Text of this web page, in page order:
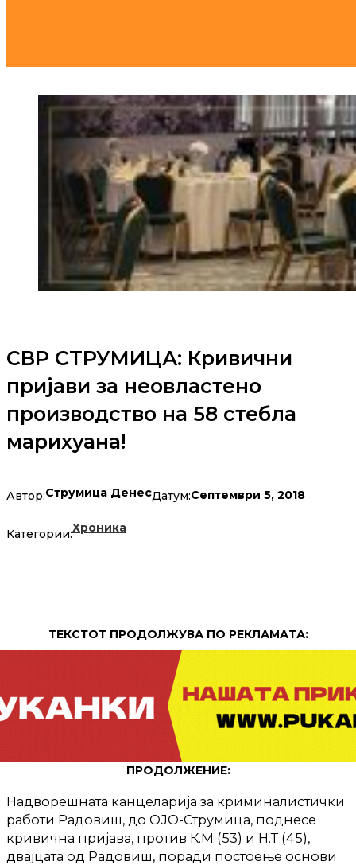
СВР СТРУМИЦА: Кривични
пријави за неовластено
производство на 58 стебла
марихуана!
Автор:Струмица ДенесДатум:Септември 5, 2018
Категории:Хроника
ТЕКСТОТ ПРОДОЛЖУВА ПО РЕКЛАМАТА:
ПРОДОЛЖЕНИЕ:
Надворешната канцеларија за криминалистички
работи Радовиш, до ОЈО-Струмица, поднесе
кривична пријава, против К.М (53) и Н.Т (45),
двајцата од Радовиш, поради постоење основи